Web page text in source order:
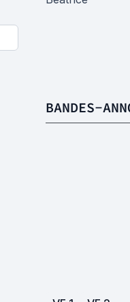
BANDES-